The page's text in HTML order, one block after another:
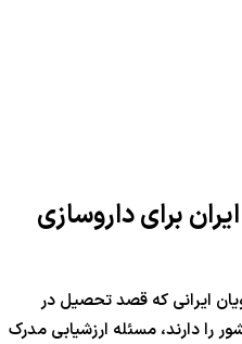
برای داروسازی
ایرانی که قصد تحصیل در
را دارند، مسئله ارزشیابی مدرک